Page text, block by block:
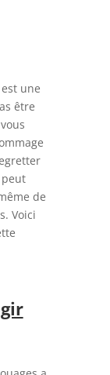
une
être
de
Voici